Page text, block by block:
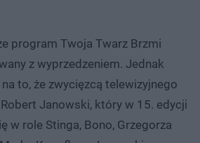
program Twoja Twarz Brzmi
z wyprzedzeniem. Jednak
to, że zwycięzcą telewizyjnego
Janowski, który w 15. edycji
w role Stinga, Bono, Grzegorza